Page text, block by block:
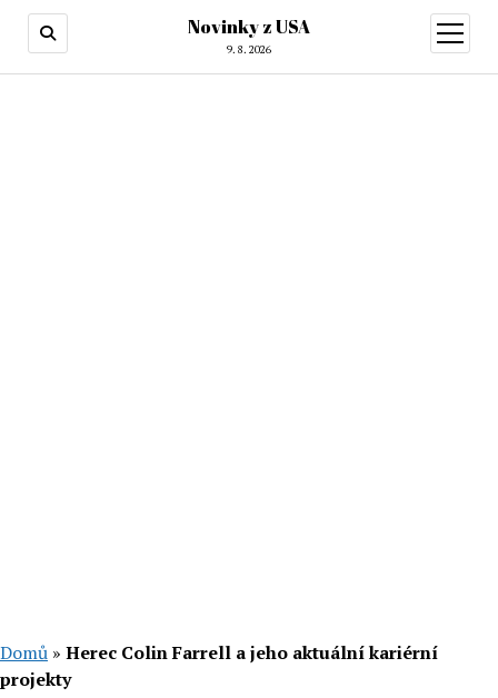
Novinky z USA
9. 8. 2026
otevřít
menu
Domů » Herec Colin Farrell a jeho aktuální kariérní
projekty